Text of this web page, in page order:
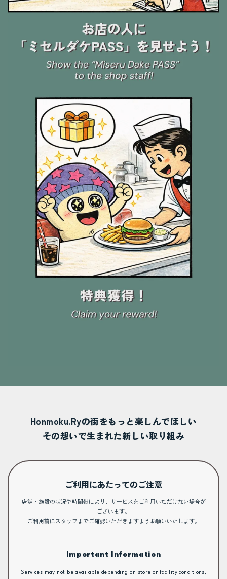
Honmoku.Ryの街をもっと楽しんでほしい
その想いで生まれた新しい取り組み
ご利用にあたってのご注意
店舗・施設の状況や時間帯により、サービスをご利用いただけない場合が
ございます。
ご利用前にスタッフまでご確認いただきますようお願いいたします。
Important Information
Services may not be available depending on store or facility conditions,